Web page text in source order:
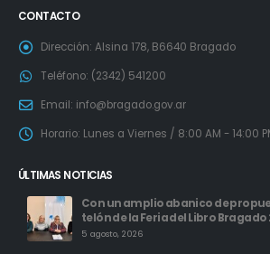
CONTACTO
Dirección: Alsina 178, B6640 Bragado
Teléfono: (2342) 541200
Email: info@bragado.gov.ar
Horario: Lunes a Viernes / 8:00 AM - 14:00
ÚLTIMAS NOTICIAS
Con un amplio abanico de
telón de la Feria del Libro Bragado
5 agosto, 2026